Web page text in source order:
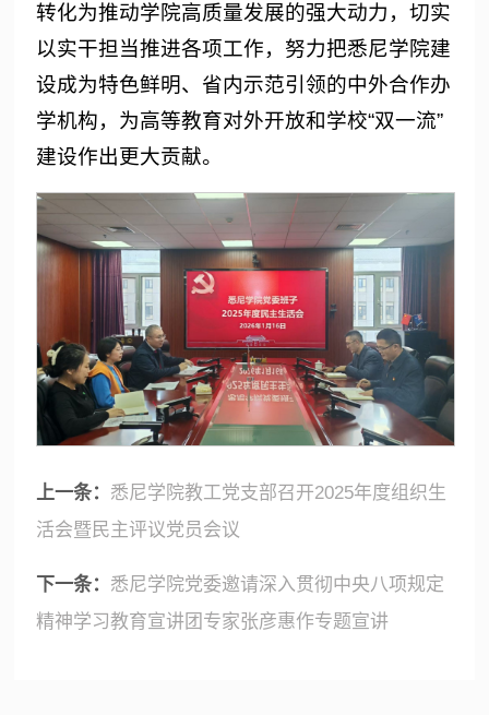
转化为推动学院高质量发展的强大动力，切实
以实干担当推进各项工作，努力把悉尼学院建
设成为特色鲜明、省内示范引领的中外合作办
学机构，为高等教育对外开放和学校“双一流”
建设作出更大贡献。
上一条： 悉尼学院教工党支部召开2025年度组织生
活会暨民主评议党员会议
下一条： 悉尼学院党委邀请深入贯彻中央八项规定
精神学习教育宣讲团专家张彦惠作专题宣讲